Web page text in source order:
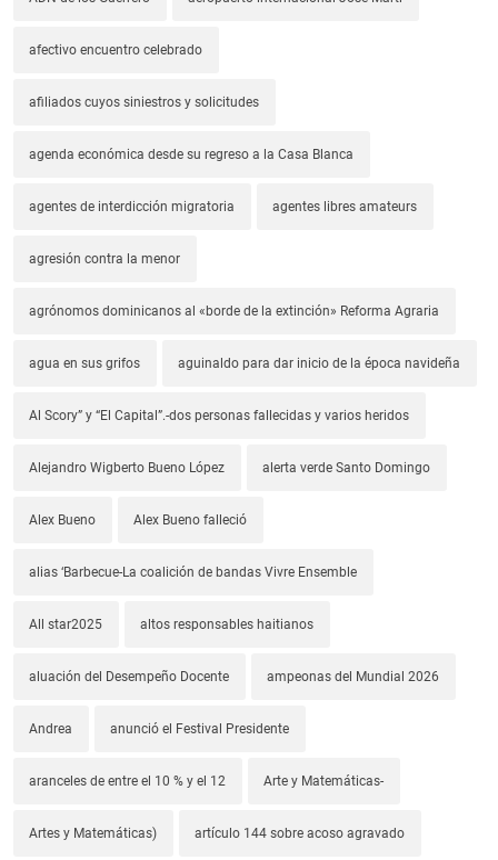
afectivo encuentro celebrado
afiliados cuyos siniestros y solicitudes
agenda económica desde su regreso a la Casa Blanca
agentes de interdicción migratoria agentes libres amateurs
agresión contra la menor
agrónomos dominicanos al «borde de la extinción» Reforma Agraria
agua en sus grifos aguinaldo para dar inicio de la época navideña
Al Scory” y “El Capital”.-dos personas fallecidas y varios heridos
Alejandro Wigberto Bueno López alerta verde Santo Domingo
Alex Bueno Alex Bueno falleció
alias ‘Barbecue-La coalición de bandas Vivre Ensemble
All star2025 altos responsables haitianos
aluación del Desempeño Docente ampeonas del Mundial 2026
Andrea anunció el Festival Presidente
aranceles de entre el 10 % y el 12 Arte y Matemáticas-
Artes y Matemáticas) artículo 144 sobre acoso agravado